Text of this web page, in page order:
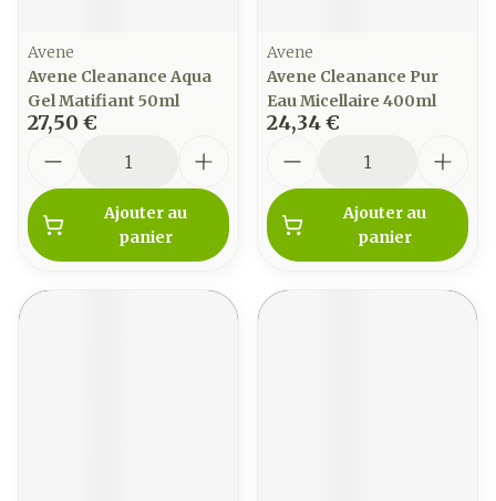
Avene
Avene Cleanance Aqua
Gel Matifiant 50ml
27,50 €
Ajouter au
panier
Avene
Avene Cleanance Pur
Eau Micellaire 400ml
24,34 €
Ajouter au
panier